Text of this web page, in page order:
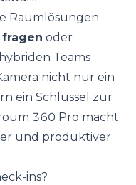
Raumlösungen
oder
Teams
nicht nur ein
ein Schlüssel zur
360 Pro macht
und produktiver
ins?